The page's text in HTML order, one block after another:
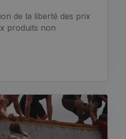
de la liberté des prix
produits non